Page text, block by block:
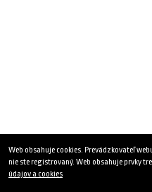
Web obsahuje cookies. Prevádzkovateľ
nie ste registrovaný. Web obsahuje prvky
údajov a cookies